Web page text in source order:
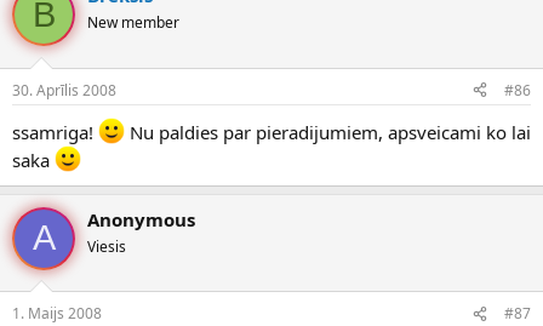
B New member
30. Aprīlis 2008 #86
ssamriga!
Nu paldies par pieradijumiem, apsveicami ko lai
saka
A Anonymous
Viesis
1. Maijs 2008 #87